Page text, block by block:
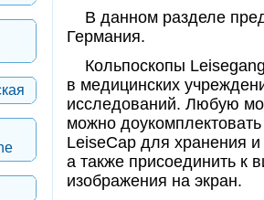
В данном разделе
Германия.
Кольпоскопы
в медицинских
исследований. Любую
можно
LeiseCap для хранения
а также присоединить к
изображения на экран.